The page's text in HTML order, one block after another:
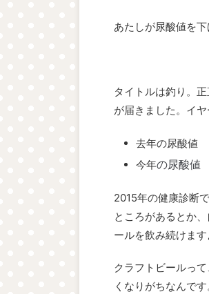
あたしが尿酸値を
タイトルは釣り。
が届きました。イ
去年の尿酸
今年の尿酸値
2015年の健康診断
ところがあるとか
ールを飲み続けま
クラフトビールっ
くなりがちなんで